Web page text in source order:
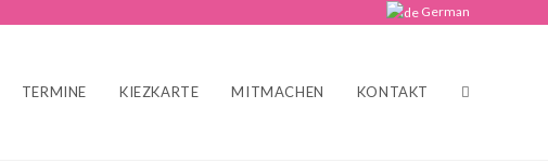
German
TERMINE KIEZKARTE MITMACHEN KONTAKT